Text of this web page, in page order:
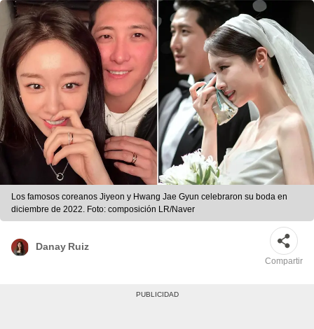
Los famosos coreanos Jiyeon y Hwang Jae Gyun celebraron su boda en
diciembre de 2022. Foto: composición LR/Naver
Danay Ruiz
Compartir